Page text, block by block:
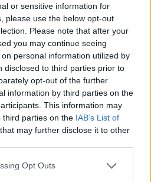
or sensitive information for
please use the below opt-out
Please note that after your
you may continue seeing
personal information utilized by
disclosed to third parties prior to
opt-out of the further
information by third parties on the
This information may
third parties on the IAB’s List of
that may further disclose it to other
app uses one or more Google
Opt Outs
fektessük le a
haladva rakjuk le benne a
élére állítjuk a szeleteket,
szorosan, hogy megtartsák
szépen fokozatosan
és megtölteni a formát.
az "örvény", készítsük el a
a joghurtba a tejfölt, a
és a tejet. Ízesítsük
és a fűszerekkel. Ezzel a
hűlni.